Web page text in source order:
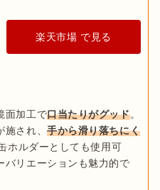
楽天市場 で見る
面加工で口当たりがグッド。
施され、手から滑り落ちにく
ホルダーとしても使用可
バリエーションも魅力的で